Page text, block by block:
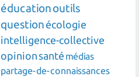
éducationoutils
question écologie
intelligence-collective
opinion santé médias
partage-de-connaissances